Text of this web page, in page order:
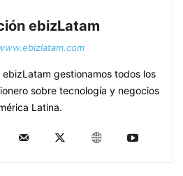
ebizLatam
gestionamos todos los
sobre tecnología y negocios
Latina.